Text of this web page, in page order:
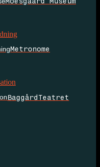
Metronome
BaggårdTeatret